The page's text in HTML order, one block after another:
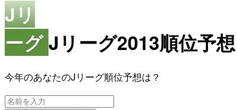
Jリ
ーグJリーグ2013順位予想
今年のあなたのJリーグ順位予想は？